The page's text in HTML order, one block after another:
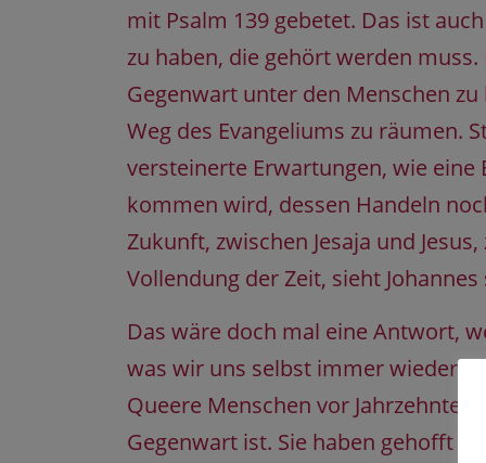
mit Psalm 139 gebetet. Das ist
zu haben, die gehört werden
Gegenwart unter den Menschen
Weg des Evangeliums zu räumen.
versteinerte Erwartungen, wie eine
kommen wird, dessen Handeln
Zukunft, zwischen Jesaja und
Vollendung der Zeit, sieht
Das wäre doch mal eine Antwort,
was wir uns selbst immer wieder
Queere Menschen vor
Gegenwart ist. Sie haben gehofft